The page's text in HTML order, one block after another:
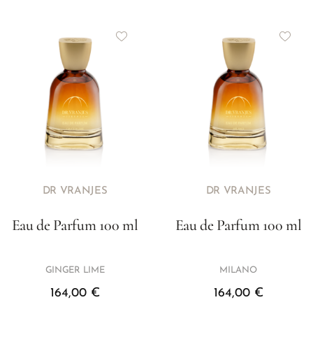
DR VRANJES
Eau de Parfum 100 ml
GINGER LIME
164,00 €
DR VRANJES
Eau de Parfum 100 ml
MILANO
164,00 €